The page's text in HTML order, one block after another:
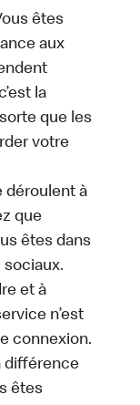
êtes
aux
la
que les
votre
déroulent à
que
êtes dans
et à
n’est
connexion.
différence
êtes